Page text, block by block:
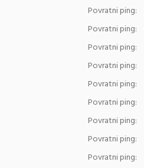
Povratni ping:
Povratni ping:
Povratni ping:
Povratni ping:
Povratni ping:
Povratni ping:
Povratni ping:
Povratni ping:
Povratni ping: